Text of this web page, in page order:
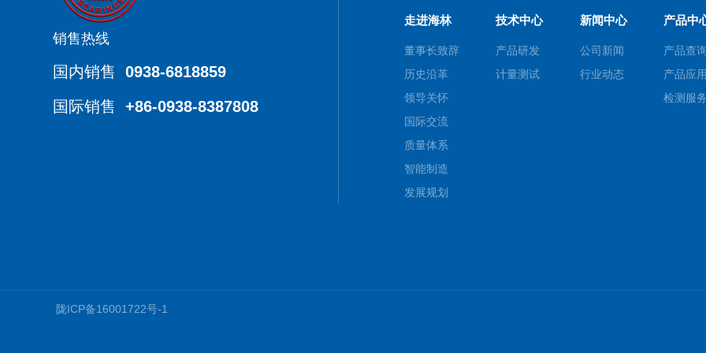
销售热线
国内销售
0938-6818859
国际销售
+86-0938-8387808
走进海林
董事长致辞
历史沿革
领导关怀
国际交流
质量体系
智能制造
发展规划
技术中心
产品研发
计量测试
新闻中心
公司新闻
行业动态
产品中
产品查
产品应
检测服
陇ICP备16001722号-1